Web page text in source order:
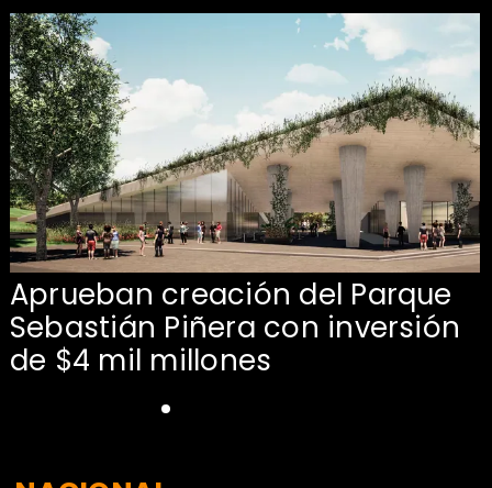
Aprueban creación del Parque
Sebastián Piñera con inversión
de $4 mil millones